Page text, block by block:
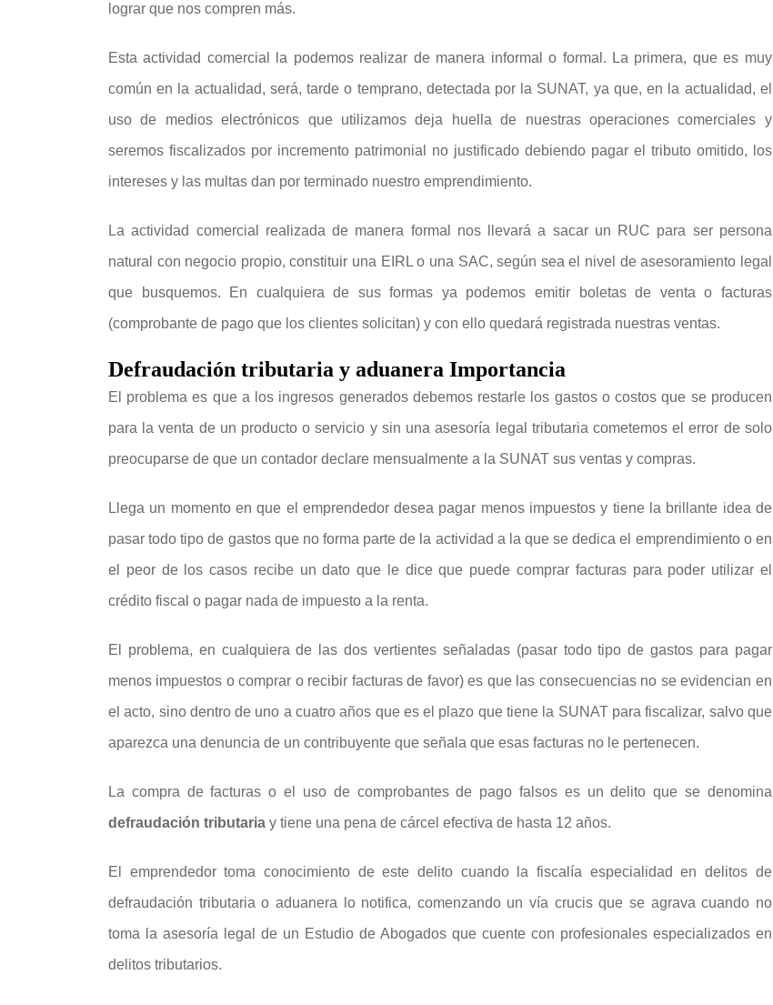
lograr que nos compren más.
Esta actividad comercial la podemos realizar de manera informal o formal. La primera, que es muy
común en la actualidad, será, tarde o temprano, detectada por la SUNAT, ya que, en la actualidad, el
uso de medios electrónicos que utilizamos deja huella de nuestras operaciones comerciales y
seremos fiscalizados por incremento patrimonial no justificado debiendo pagar el tributo omitido, los
intereses y las multas dan por terminado nuestro emprendimiento.
La actividad comercial realizada de manera formal nos llevará a sacar un RUC para ser persona
natural con negocio propio, constituir una EIRL o una SAC, según sea el nivel de asesoramiento legal
que busquemos. En cualquiera de sus formas ya podemos emitir boletas de venta o facturas
(comprobante de pago que los clientes solicitan) y con ello quedará registrada nuestras ventas.
Defraudación tributaria y aduanera Importancia
El problema es que a los ingresos generados debemos restarle los gastos o costos que se producen
para la venta de un producto o servicio y sin una asesoría legal tributaria cometemos el error de solo
preocuparse de que un contador declare mensualmente a la SUNAT sus ventas y compras.
Llega un momento en que el emprendedor desea pagar menos impuestos y tiene la brillante idea de
pasar todo tipo de gastos que no forma parte de la actividad a la que se dedica el emprendimiento o en
el peor de los casos recibe un dato que le dice que puede comprar facturas para poder utilizar el
crédito fiscal o pagar nada de impuesto a la renta.
El problema, en cualquiera de las dos vertientes señaladas (pasar todo tipo de gastos para pagar
menos impuestos o comprar o recibir facturas de favor) es que las consecuencias no se evidencian en
el acto, sino dentro de uno a cuatro años que es el plazo que tiene la SUNAT para fiscalizar, salvo que
aparezca una denuncia de un contribuyente que señala que esas facturas no le pertenecen.
La compra de facturas o el uso de comprobantes de pago falsos es un delito que se denomina
defraudación tributaria y tiene una pena de cárcel efectiva de hasta 12 años.
El emprendedor toma conocimiento de este delito cuando la fiscalía especialidad en delitos de
defraudación tributaria o aduanera lo notifica, comenzando un vía crucis que se agrava cuando no
toma la asesoría legal de un Estudio de Abogados que cuente con profesionales especializados en
delitos tributarios.